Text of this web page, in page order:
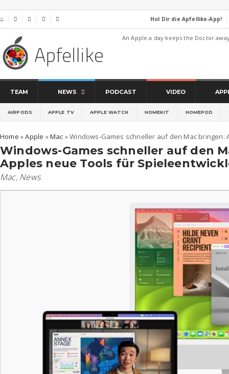
⌂     Hol Dir die Apfellike-App!
An Apple a day keeps the Doctor
TEAM NEWS PODCAST VIDEO
AIRPODS APPLE TV APPLE WATCH HOMEKIT HOMEPOD
Home »Apple »Mac »Windows-Games schneller auf den Mac
Windows-Games schneller auf den
Apples neue Tools für
Mac, News